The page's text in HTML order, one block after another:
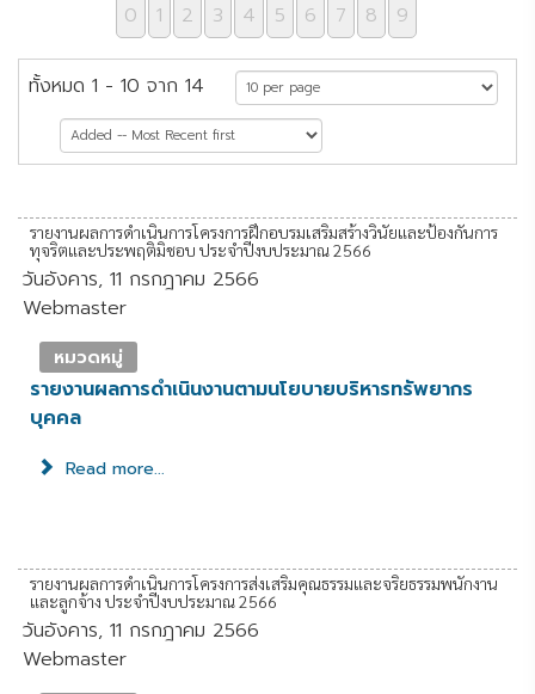
0
1 2 3 4 5 6 7 8 9
ทั้งหมด 1 - 10 จาก 14
รายงานผลการดำเนินการโครงการฝึกอบรมเสริมสร้างวินัยและป้องกันการ
ทุจริตและประพฤติมิชอบ ประจำปีงบประมาณ 2566
วันอังคาร, 11 กรกฎาคม 2566
Webmaster
หมวดหมู่
รายงานผลการดำเนินงานตามนโยบายบริหารทรัพยากร
บุคคล
Read more...
รายงานผลการดำเนินการโครงการส่งเสริมคุณธรรมและจริยธรรมพนักงาน
และลูกจ้าง ประจำปีงบประมาณ 2566
วันอังคาร, 11 กรกฎาคม 2566
Webmaster